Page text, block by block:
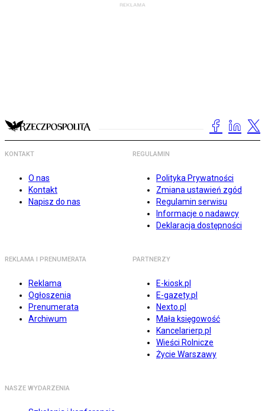
KONTAKT
O nas
Kontakt
Napisz do nas
REGULAMIN
Polityka Prywatności
Zmiana ustawień zgód
Regulamin serwisu
Informacje o nadawcy
Deklaracja dostępności
REKLAMA I PRENUMERATA
Reklama
Ogłoszenia
Prenumerata
Archiwum
PARTNERZY
E-kiosk.pl
E-gazety.pl
Nexto.pl
Mała księgowość
Kancelarierp.pl
Wieści Rolnicze
Życie Warszawy
NASZE WYDARZENIA